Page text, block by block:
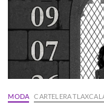
MODA CARTELERA